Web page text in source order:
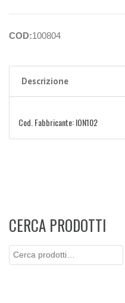
COD:100804
Descrizione
Cod. Fabbricante: ION102
CERCA PRODOTTI
Cerca: